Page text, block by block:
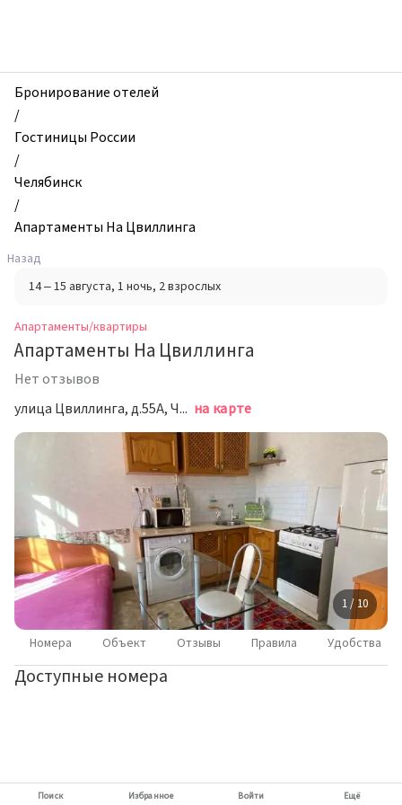
и
квартиры,
Апартаменты
На
Цвиллинга,
Челябинск,
Россия
Бронирование отелей
/
Гостиницы России
/
Челябинск
/
Апартаменты На Цвиллинга
Назад
14 – 15 августа, 1 ночь, 2 взрослых
Апартаменты/квартиры
Апартаменты На Цвиллинга
Нет отзывов
улица Цвиллинга, д.55А, Челябинск на карте
1 / 10
Номера Объект Отзывы Правила Удобства
Доступные номера
Поиск Избранное Войти Ещё